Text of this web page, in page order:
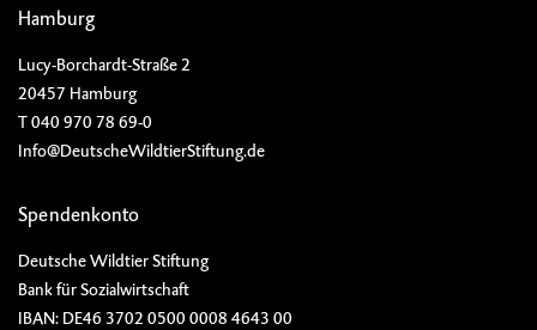
Hamburg
Lucy-Borchardt-Straße 2
20457 Hamburg
T 040 970 78 69-0
Info@DeutscheWildtierStiftung.de
Spendenkonto
Deutsche Wildtier Stiftung
Bank für Sozialwirtschaft
IBAN: DE46 3702 0500 0008 4643 00